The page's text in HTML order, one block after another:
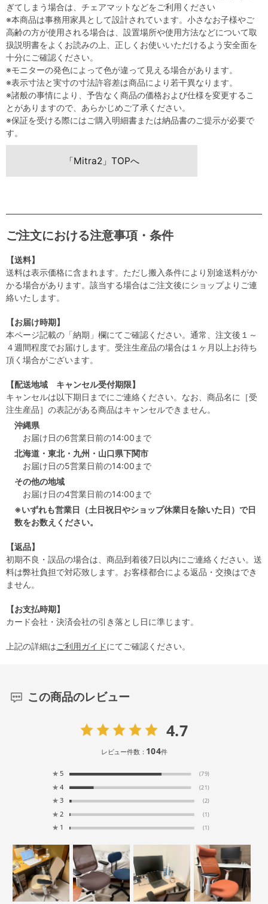
ぎてしまう場合は、チェアマットなどをご利用ください
※本商品は事務用家具として設計されています。小さなお子様やご
高齢の方が使用される場合は、設置場所や使用方法などについて取
扱説明書をよくお読みの上、正しくお使いいただけるよう安全面を
十分にご確認ください。
※モニターの発色によって色が違って見える場合があります。
※表示寸法と実寸の寸法許容差は商品により若干異なります。
※諸般の事情により、予告なく商品の価格および仕様を変更するこ
とがありますので、あらかじめご了承ください。
※保証を受ける際にはご購入明細書または納品書のご提示が必要で
す。
「Mitra2」TOPへ
ご注文における注意事項・条件
【送料】
送料は表示価格に含まれます。ただし搬入条件により別途送料がか
かる場合があります。該当する場合はご注文後にショップよりご連
絡いたします。
【お届け時期】
本ページ記載の「納期」欄にてご確認ください。通常、注文後１～
４週間程度でお届けします。受注生産品の場合は１ヶ月以上お待ち
頂く場合がございます。
【配送地域 キャンセル受付期限】
キャンセルは以下期日までにご連絡ください。なお、商品名に［受
注生産品］の表記がある商品はキャンセルできません。
沖縄県
お届け日の6営業日前の14:00まで
北海道・東北・九州・山口県下関市
お届け日の5営業日前の14:00まで
その他の地域
お届け日の4営業日前の14:00まで
※いずれも営業日（土日祝日やショップ休業日を除いた日）で日
数をお数えください。
【返品】
初期不良・誤品の場合は、商品到着後7日以内にご連絡ください。送
料は弊社負担で対応致します。お客様都合による返品・交換はでき
ません。
【お支払時期】
カード会社・決済会社の引き落とし日に準じます。
上記の詳細はご利用ガイドにてご確認ください。
この商品のレビュー
4.7
レビュー件数： 104件
★ 5 (79)
★ 4 (21)
★ 3 (2)
★ 2 (1)
★ 1 (1)